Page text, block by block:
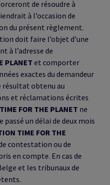
de résoudre à
à l’occasion de
du présent règlement.
doit faire l’objet d’une
à l’adresse de
PLANET et comporter
exactes du demandeur
résultat obtenu au
et réclamations écrites
FOR THE PLANET ne
un délai de deux mois
TIME FOR THE
contestation ou de
en compte. En cas de
et les tribunaux de